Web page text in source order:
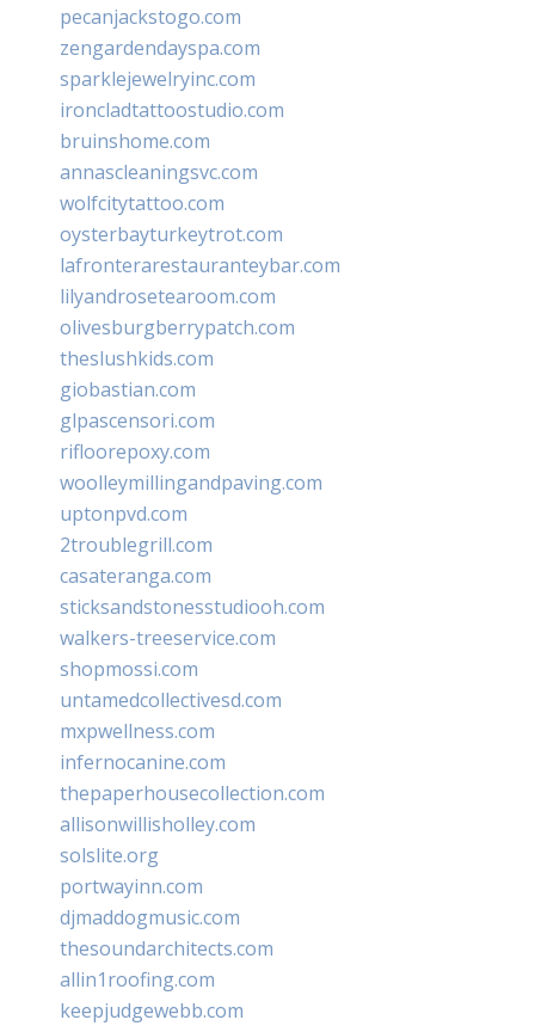
pecanjackstogo.com
zengardendayspa.com
sparklejewelryinc.com
ironcladtattoostudio.com
bruinshome.com
annascleaningsvc.com
wolfcitytattoo.com
oysterbayturkeytrot.com
lafronterarestauranteybar.com
lilyandrosetearoom.com
olivesburgberrypatch.com
theslushkids.com
giobastian.com
glpascensori.com
rifloorepoxy.com
woolleymillingandpaving.com
uptonpvd.com
2troublegrill.com
casateranga.com
sticksandstonesstudiooh.com
walkers-treeservice.com
shopmossi.com
untamedcollectivesd.com
mxpwellness.com
infernocanine.com
thepaperhousecollection.com
allisonwillisholley.com
solslite.org
portwayinn.com
djmaddogmusic.com
thesoundarchitects.com
allin1roofing.com
keepjudgewebb.com